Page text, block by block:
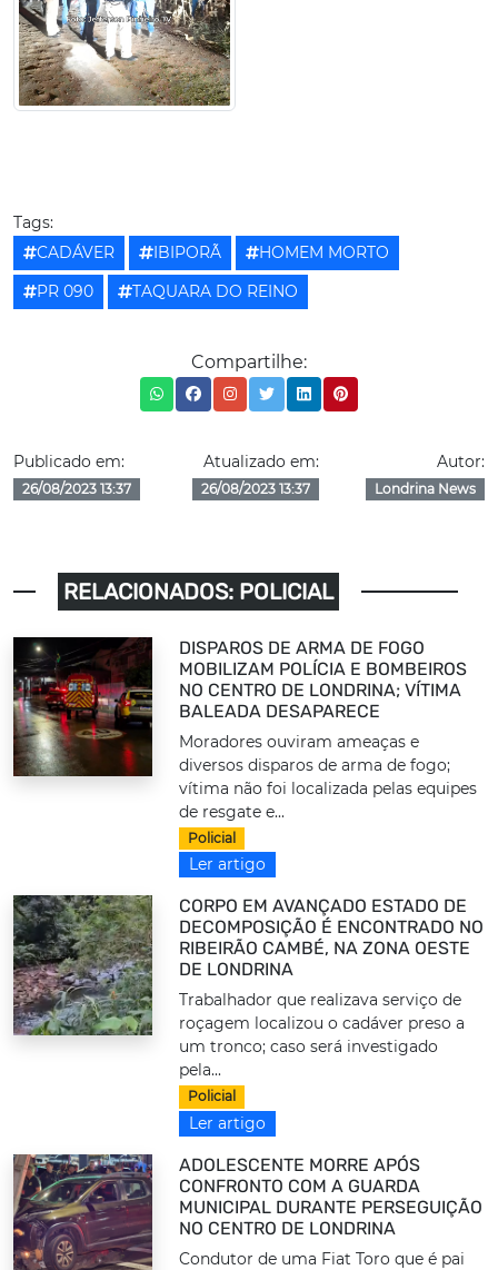
Tags:
CADÁVER
IBIPORÃ
HOMEM MORTO
PR 090
TAQUARA DO REINO
Compartilhe:
Publicado em:
26/08/2023 13:37
Atualizado em:
26/08/2023 13:37
Autor:
Londrina News
RELACIONADOS: POLICIAL
DISPAROS DE ARMA DE FOGO
MOBILIZAM POLÍCIA E BOMBEIROS
NO CENTRO DE LONDRINA; VÍTIMA
BALEADA DESAPARECE
Moradores ouviram ameaças e
diversos disparos de arma de fogo;
vítima não foi localizada pelas equipes
de resgate e...
Policial
Ler artigo
CORPO EM AVANÇADO ESTADO DE
DECOMPOSIÇÃO É ENCONTRADO NO
RIBEIRÃO CAMBÉ, NA ZONA OESTE
DE LONDRINA
Trabalhador que realizava serviço de
roçagem localizou o cadáver preso a
um tronco; caso será investigado
pela...
Policial
Ler artigo
ADOLESCENTE MORRE APÓS
CONFRONTO COM A GUARDA
MUNICIPAL DURANTE PERSEGUIÇÃO
NO CENTRO DE LONDRINA
Condutor de uma Fiat Toro que é pai